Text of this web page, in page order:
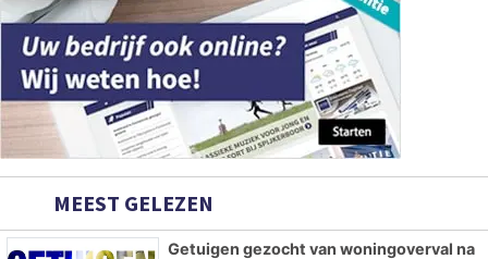
MEEST GELEZEN
Getuigen gezocht van woningoverval na